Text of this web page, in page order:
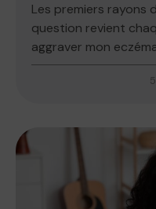
Les premiers rayons
question revient
aggraver mon